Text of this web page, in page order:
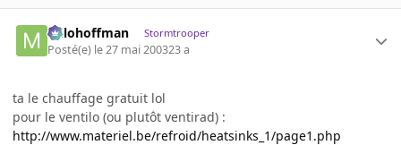
milohoffman Stormtrooper
Posté(e) le 27 mai 200323 a
ta le chauffage gratuit lol
pour le ventilo (ou plutôt ventirad) :
http://www.materiel.be/refroid/heatsinks_1/page1.php